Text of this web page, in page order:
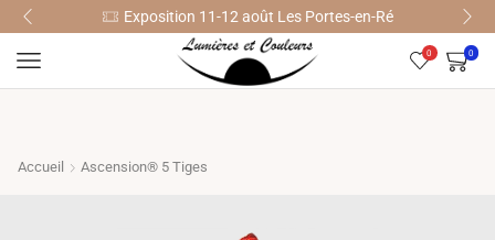
Exposition 11-12 août Les Portes-en-Ré
0 0
Accueil Ascension® 5 Tiges